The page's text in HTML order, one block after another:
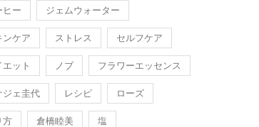
ヒー ジェムウォーター
ンケア ストレス セルフケア
エット ノブ フラワーエッセンス
ジェ圭代 レシピ ローズ
方 倉橋睦美 塩